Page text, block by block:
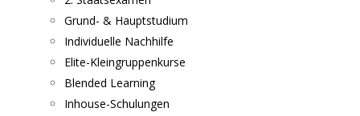
Grund- & Hauptstudium
Individuelle Nachhilfe
Elite-Kleingruppenkurse
Blended Learning
Inhouse-Schulungen